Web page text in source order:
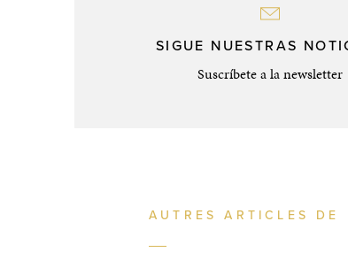
SIGUE NUESTRAS
Suscríbete a la newsletter
AUTRES ARTICLES DE